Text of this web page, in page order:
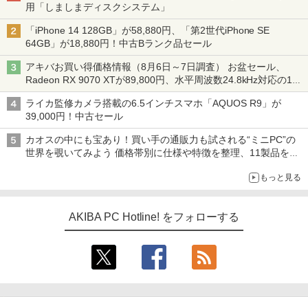
用「しましまディスクシステム」
「iPhone 14 128GB」が58,880円、「第2世代iPhone SE
64GB」が18,880円！中古Bランク品セール
アキバお買い得価格情報（8月6日～7日調査） お盆セール、
Radeon RX 9070 XTが89,800円、水平周波数24.8kHz対応の17
型モニターが9,801円、暑さ指数連動セール ほか
ライカ監修カメラ搭載の6.5インチスマホ「AQUOS R9」が
39,000円！中古セール
カオスの中にも宝あり！買い手の通販力も試される“ミニPC”の
世界を覗いてみよう 価格帯別に仕様や特徴を整理、11製品をピ
もっと見る
AKIBA PC Hotline! をフォローする